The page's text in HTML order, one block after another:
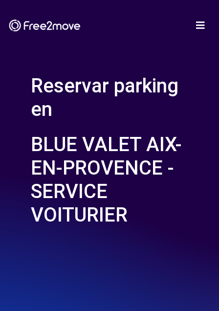
Reservar parking
en
BLUE VALET AIX-
EN-PROVENCE -
SERVICE
VOITURIER